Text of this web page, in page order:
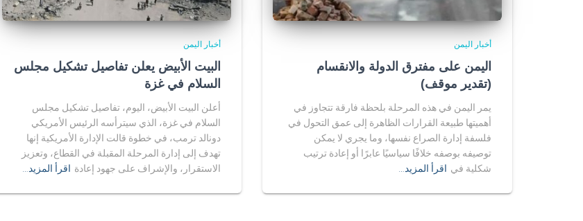
أخبار اليمن
اليمن على مفترق الدولة والانقسام
(تقدير موقف)
يمر اليمن في هذه المرحلة بلحظة فارقة تتجاوز في
أهميتها طبيعة القرارات الظاهرة إلى عمق التحول في
فلسفة إدارة الصراع نفسها، وما يجري لا يمكن
توصيفه بوصفه خلافًا سياسيًا عابرًا أو إعادة ترتيب
شكلية في اقرأ المزيد…
أخبار اليمن
البيت الأبيض يعلن تفاصيل تشكيل مجلس
السلام في غزة
أعلن البيت الأبيض، اليوم، تفاصيل تشكيل مجلس
السلام في غزة، الذي سيترأسه الرئيس الأمريكي
دونالد ترمب، في خطوة قالت الإدارة الأمريكية إنها
تهدف إلى إدارة المرحلة المقبلة في القطاع، وتعزيز
الاستقرار، والإشراف على جهود إعادة اقرأ المزيد…